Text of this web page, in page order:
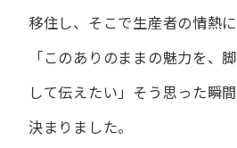
移住し、​そこで​生産者の​情熱
「この​ありの​ままの​魅力を、​
して​伝えたい」 そう​思った​瞬
決まりました。